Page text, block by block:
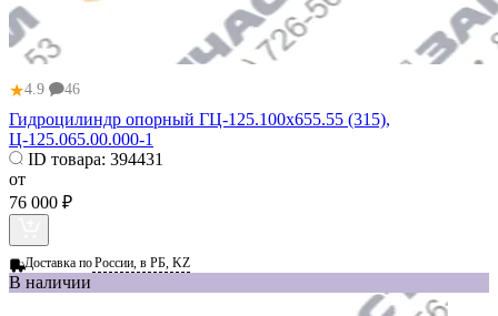
★4.9 46
Гидроцилиндр опорный ГЦ-125.100х655.55 (315),
Ц-125.065.00.000-1
ID товара: 394431
от
76 000 ₽
Доставка поРоссии, в РБ, KZ
В наличии